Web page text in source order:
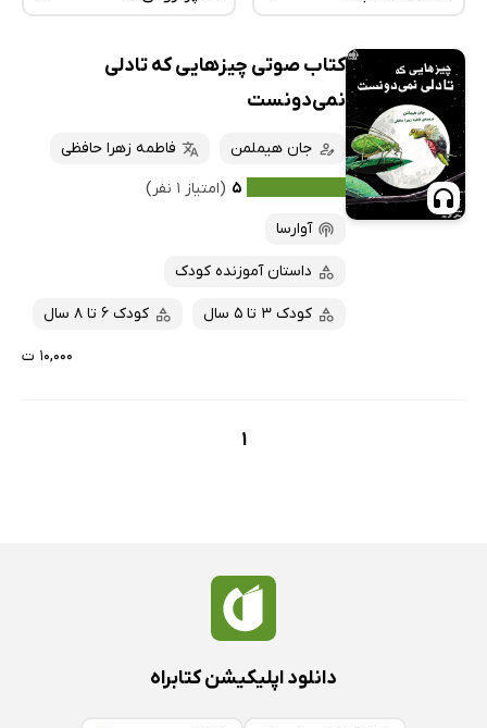
تازه‌ها
پرفروش‌ها
پربحث‌ها
همه کتاب‌ها
کتاب‌های صوتی
کتاب‌های متنی
کتاب صوتی چیزهایی که تادلی
نمی‌دونست
جان هیملمن
فاطمه زهرا حافظی
۵ (امتیاز ۱ نفر)
آوارسا
داستان آموزنده کودک
کودک 3 تا 5 سال کودک 6 تا 8 سال
۱۰,۰۰۰ ت
1
دانلود اپلیکیشن کتابراه